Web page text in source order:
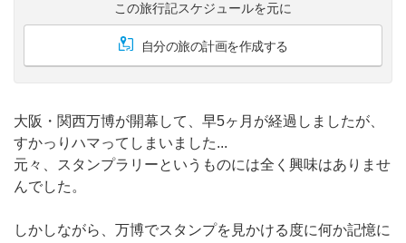
この旅行記スケジュールを元に
自分の旅の計画を作成する
大阪・関西万博が開幕して、早5ヶ月が経過しましたが、
すかっりハマってしまいました...
元々、スタンプラリーというものには全く興味はありませ
んでした。
しかしながら、万博でスタンプを見かける度に何か記憶に